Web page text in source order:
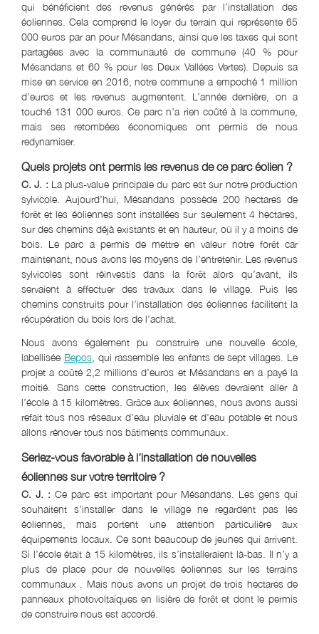
qui bénéficient des revenus générés par l’installation des
éoliennes. Cela comprend le loyer du terrain qui représente 65
000 euros par an pour Mésandans, ainsi que les taxes qui sont
partagées avec la communauté de commune (40 % pour
Mésandans et 60 % pour les Deux Vallées Vertes). Depuis sa
mise en service en 2016, notre commune a empoché 1 million
d’euros et les revenus augmentent. L’année dernière, on a
touché 131 000 euros. Ce parc n’a rien coûté à la commune,
mais ses retombées économiques ont permis de nous
redynamiser.
Quels projets ont permis les revenus de ce parc éolien ?
C. J. : La plus-value principale du parc est sur notre production
sylvicole. Aujourd’hui, Mésandans possède 200 hectares de
forêt et les éoliennes sont installées sur seulement 4 hectares,
sur des chemins déjà existants et en hauteur, où il y a moins de
bois. Le parc a permis de mettre en valeur notre forêt car
maintenant, nous avons les moyens de l’entretenir. Les revenus
sylvicoles sont réinvestis dans la forêt alors qu’avant, ils
servaient à effectuer des travaux dans le village. Puis les
chemins construits pour l’installation des éoliennes facilitent la
récupération du bois lors de l’achat.
Nous avons également pu construire une nouvelle école,
labellisée Bepos, qui rassemble les enfants de sept villages. Le
projet a coûté 2,2 millions d’euros et Mésandans en a payé la
moitié. Sans cette construction, les élèves devraient aller à
l’école à 15 kilomètres. Grâce aux éoliennes, nous avons aussi
refait tous nos réseaux d’eau pluviale et d’eau potable et nous
allons rénover tous nos bâtiments communaux.
Seriez-vous favorable à l’installation de nouvelles
éoliennes sur votre territoire ?
C. J. : Ce parc est important pour Mésandans. Les gens qui
souhaitent s’installer dans le village ne regardent pas les
éoliennes, mais portent une attention particulière aux
équipements locaux. Ce sont beaucoup de jeunes qui arrivent.
Si l’école était à 15 kilomètres, ils s’installeraient là-bas. Il n’y a
plus de place pour de nouvelles éoliennes sur les terrains
communaux . Mais nous avons un projet de trois hectares de
panneaux photovoltaïques en lisière de forêt et dont le permis
de construire nous est accordé.